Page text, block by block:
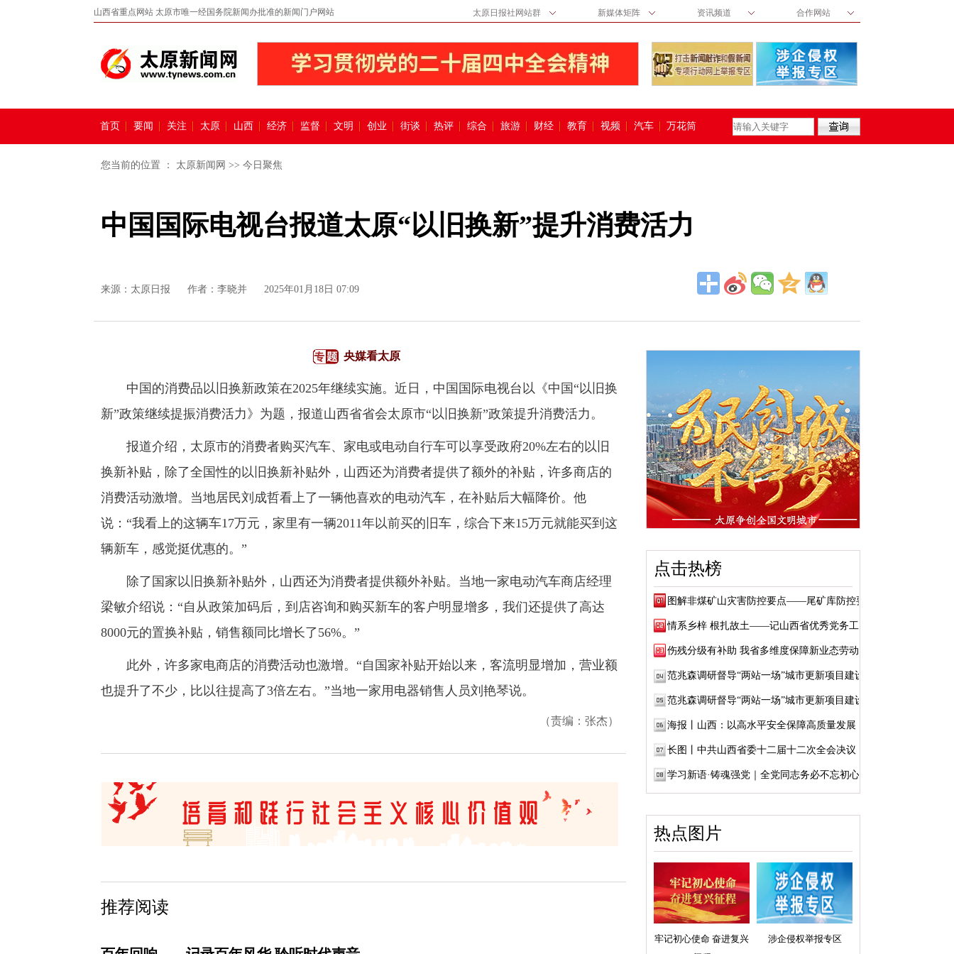
山西省重点网站 太原市唯一经国务院新闻办批准的新闻门户网站 太原日报社网站群 新媒体矩阵 资讯频道 合作网站
首页 要闻 关注 太原 山西 经济 监督 文明 创业 街谈 热评 综合 旅游 财经 教育 视频 汽车 万花筒
您当前的位置 ： 太原新闻网 >> 今日聚焦
中国国际电视台报道太原“以旧换新”提升消费活力
来源： 太原日报 作者：李晓并 2025年01月18日 07:09
央媒看太原
中国的消费品以旧换新政策在2025年继续实施。近日，中国国际电视台以《中国“以旧换
新”政策继续提振消费活力》为题，报道山西省省会太原市“以旧换新”政策提升消费活力。
报道介绍，太原市的消费者购买汽车、家电或电动自行车可以享受政府20%左右的以旧
换新补贴，除了全国性的以旧换新补贴外，山西还为消费者提供了额外的补贴，许多商店的
消费活动激增。当地居民刘成哲看上了一辆他喜欢的电动汽车，在补贴后大幅降价。他
说：“我看上的这辆车17万元，家里有一辆2011年以前买的旧车，综合下来15万元就能买到这
辆新车，感觉挺优惠的。”
除了国家以旧换新补贴外，山西还为消费者提供额外补贴。当地一家电动汽车商店经理
梁敏介绍说：“自从政策加码后，到店咨询和购买新车的客户明显增多，我们还提供了高达
8000元的置换补贴，销售额同比增长了56%。”
此外，许多家电商店的消费活动也激增。“自国家补贴开始以来，客流明显增加，营业额
也提升了不少，比以往提高了3倍左右。”当地一家用电器销售人员刘艳琴说。
（责编：张杰）
推荐阅读
点击热榜
图解非煤矿山灾害防控要点——尾矿库防控要点
情系乡梓 根扎故土——记山西省优秀党务工作...
伤残分级有补助 我省多维度保障新业态劳动者...
范兆森调研督导“两站一场”城市更新项目建设
范兆森调研督导“两站一场”城市更新项目建设
海报丨山西：以高水平安全保障高质量发展
长图丨中共山西省委十二届十二次全会决议
学习新语·铸魂强党｜全党同志务必不忘初心、...
热点图片
牢记初心使命 奋进复兴
涉企侵权举报专区